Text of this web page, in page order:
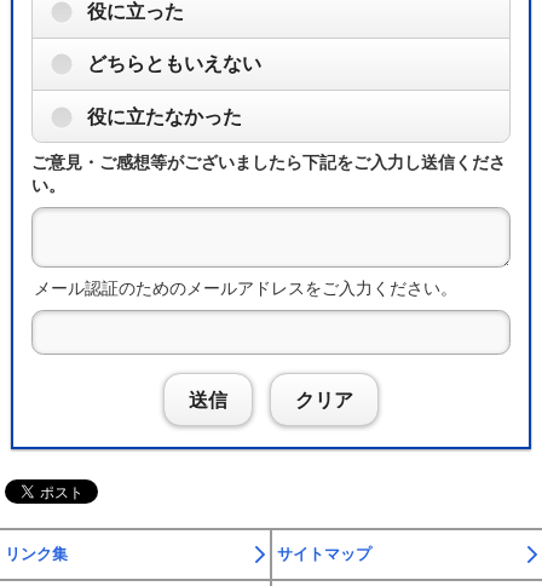
役に立った
どちらともいえない
役に立たなかった
ご意見・ご感想等がございましたら下記をご入力し送信くださ
い。
メール認証のためのメールアドレスをご入力ください。
送信 クリア
リンク集 サイトマップ